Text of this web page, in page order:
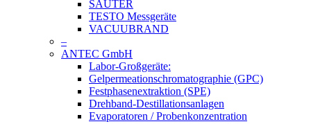
SAUTER
TESTO Messgeräte
VACUUBRAND
–
ANTEC GmbH
Labor-Großgeräte:
Gelpermeationschromatographie (GPC)
Festphasenextraktion (SPE)
Drehband-Destillationsanlagen
Evaporatoren / Probenkonzentration